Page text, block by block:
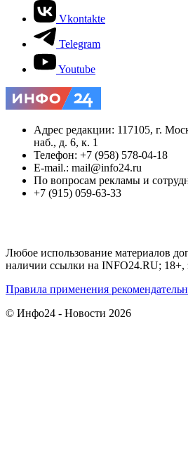
Vkontakte
Telegram
Youtube
Адрес редакции: 117105, г.
наб., д. 6, к. 1
Телефон: +7 (958) 578-04-18
E-mail.: mail@info24.ru
По вопросам рекламы и
+7 (915) 059-63-33
Любое использование материалов
наличии ссылки на INFO24.RU; 18+,
Правила применения
© Инфо24 - Новости 2026